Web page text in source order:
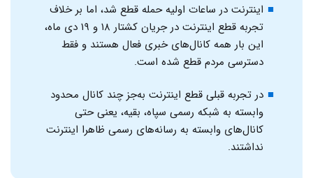
اینترنت در ساعات اولیه حمله قطع شد، اما بر خلاف
تجربه قطع اینترنت در جریان کشتار ۱۸ و ۱۹ دی ماه،
این بار همه کانال‌های خبری فعال هستند و فقط
دسترسی مردم قطع شده است.
در تجربه قبلی قطع اینترنت به‌جز چند کانال‌ محدود
وابسته به شبکه رسمی سپاه، بقیه، یعنی حتی
کانال‌های وابسته به رسانه‌های رسمی ظاهرا اینترنت
نداشتند.